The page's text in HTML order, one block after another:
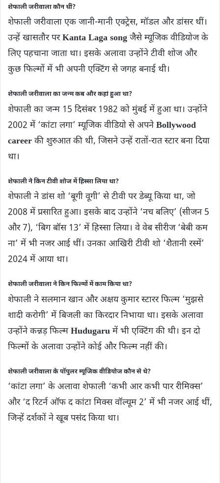
शेफाली जरीवाला कौन थीं?
शेफाली जरीवाला एक जानी-मानी एक्ट्रेस, मॉडल और डांसर थीं।
उन्हें खासतौर परKanta Laga song जैसे म्यूजिक वीडियोज के
लिए पहचाना जाता था। इसके अलावा उन्होंने टीवी शोज और
कुछ फिल्मों में भी अपनी एक्टिंग से जगह बनाई थी।
शेफाली जरीवाला का जन्म कब और कहां हुआ था?
शेफाली का जन्म 15 दिसंबर 1982 को मुंबई में हुआ था। उन्होंने
2002 में ‘कांटा लगा’ म्यूजिक वीडियो से अपनेBollywood
career की शुरुआत की थी, जिसने उन्हें रातों-रात स्टार बना दिया
था।
शेफाली ने किन टीवी शोज में हिस्सा लिया था?
शेफाली ने डांस शो ‘बूगी वूगी’ से टीवी पर डेब्यू किया था, जो
2008 में प्रसारित हुआ। इसके बाद उन्होंने ‘नच बलिए’ (सीजन 5
और 7), ‘बिग बॉस 13’ में हिस्सा लिया। वे वेब सीरीज ‘बेबी कम
ना’ में भी नजर आई थीं। उनका आखिरी टीवी शो ‘शैतानी रस्में’
2024 में आया था।
शेफाली जरीवाला ने किन फिल्मों में काम किया था?
शेफाली ने सलमान खान और अक्षय कुमार स्टारर फिल्म ‘मुझसे
शादी करोगी’ में बिजली का किरदार निभाया था। इसके अलावा
उन्होंने कन्नड़ फिल्म Hudugaru में भी एक्टिंग की थी। इन दो
फिल्मों के अलावा उन्होंने कोई और फिल्म नहीं की।
शेफाली जरीवाला के पॉपुलर म्यूजिक वीडियोज कौन से थे?
‘कांटा लगा’ के अलावा शेफाली ‘कभी आर कभी पार रीमिक्स’
और ‘द रिटर्न ऑफ द कांटा मिक्स वॉल्यूम 2’ में भी नजर आई थीं,
जिन्हें दर्शकों ने खूब पसंद किया था।